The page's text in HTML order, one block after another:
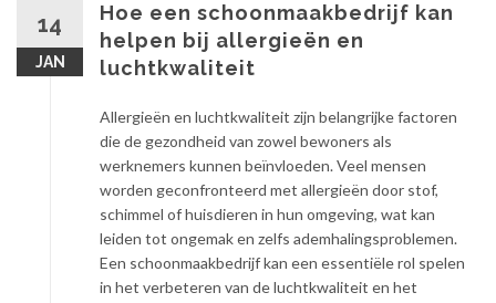
14
JAN
Hoe een schoonmaakbedrijf kan
helpen bij allergieën en
luchtkwaliteit
Allergieën en luchtkwaliteit zijn belangrijke factoren
die de gezondheid van zowel bewoners als
werknemers kunnen beïnvloeden. Veel mensen
worden geconfronteerd met allergieën door stof,
schimmel of huisdieren in hun omgeving, wat kan
leiden tot ongemak en zelfs ademhalingsproblemen.
Een schoonmaakbedrijf kan een essentiële rol spelen
in het verbeteren van de luchtkwaliteit en het